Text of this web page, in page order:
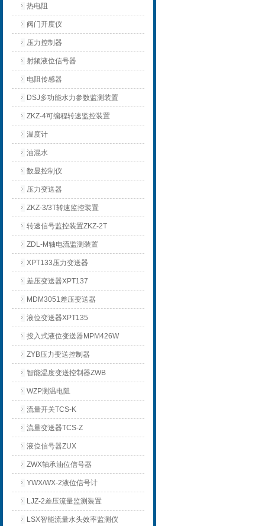
热电阻
阀门开度仪
压力控制器
射频液位信号器
电阻传感器
DSJ多功能水力参数监测装置
ZKZ-4可编程转速监控装置
温度计
油混水
数显控制仪
压力变送器
ZKZ-3/3T转速监控装置
转速信号监控装置ZKZ-2T
ZDL-M轴电流监测装置
XPT133压力变送器
差压变送器XPT137
MDM3051差压变送器
液位变送器XPT135
投入式液位变送器MPM426W
ZYB压力变送控制器
智能温度变送控制器ZWB
WZP测温电阻
流量开关TCS-K
流量变送器TCS-Z
液位信号器ZUX
ZWX轴承油位信号器
YWX/WX-2液位信号计
LJZ-2差压流量监测装置
LSX智能流量水头效率监测仪